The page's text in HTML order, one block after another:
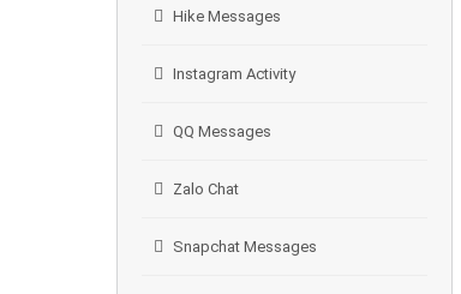
Hike Messages
Instagram Activity
QQ Messages
Zalo Chat
Snapchat Messages